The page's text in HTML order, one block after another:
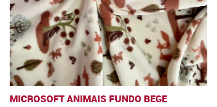
MICROSOFT ANIMAIS FUNDO BEGE